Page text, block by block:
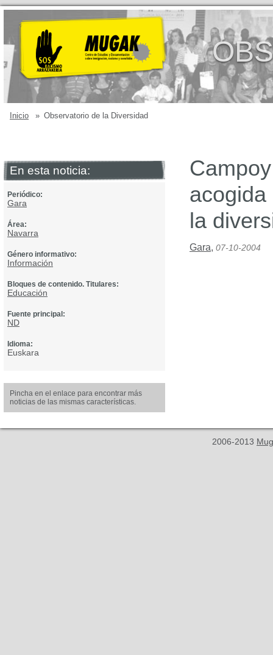
Inicio » Observatorio de la Diversidad
En esta noticia:
Periódico:
Gara
Área:
Navarra
Género informativo:
Información
Bloques de contenido. Titulares:
Educación
Fuente principal:
ND
Idioma:
Euskara
Pincha en el enlace para encontrar más
noticias de las mismas características.
la
Gara, 07-10-2004
2006-2013